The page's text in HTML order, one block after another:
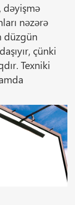
dəyişmə
nəzərə
düzgün
çünki
Texniki